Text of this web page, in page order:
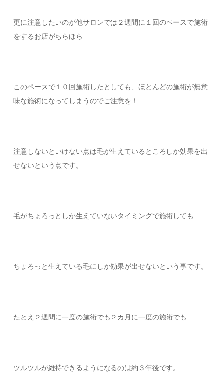
更に注意したいのが他サロンでは２週間に１回のペースで施術
をするお店がちらほら
このペースで１０回施術したとしても、ほとんどの施術が無意
味な施術になってしまうのでご注意を！
注意しないといけない点は毛が生えているところしか効果を出
せないという点です。
毛がちょろっとしか生えていないタイミングで施術しても
ちょろっと生えている毛にしか効果が出せないという事です。
たとえ２週間に一度の施術でも２カ月に一度の施術でも
ツルツルが維持できるようになるのは約３年後です。